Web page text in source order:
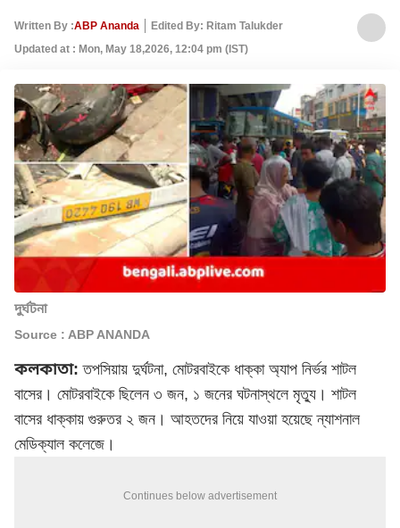
Written By :ABP Ananda
Edited By: Ritam Talukder
Updated at : Mon, May 18,2026, 12:04 pm (IST)
দুর্ঘটনা
Source : ABP ANANDA
কলকাতা: তপসিয়ায় দুর্ঘটনা, মোটরবাইকে ধাক্কা অ্যাপ নির্ভর শাটল
বাসের। মোটরবাইকে ছিলেন ৩ জন, ১ জনের ঘটনাস্থলে মৃত্যু। শাটল
বাসের ধাক্কায় গুরুতর ২ জন। আহতদের নিয়ে যাওয়া হয়েছে ন্যাশনাল
মেডিক্যাল কলেজে।
Continues below advertisement